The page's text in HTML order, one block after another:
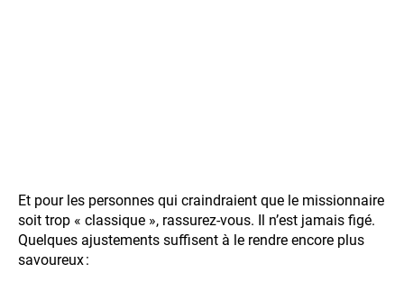
Et pour les personnes qui craindraient que le missionnaire
soit trop « classique », rassurez-vous. Il n’est jamais figé.
Quelques ajustements suffisent à le rendre encore plus
savoureux :